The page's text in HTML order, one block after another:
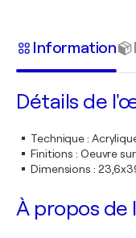
Information
Détails de
Technique:
Finitions : Oeuvre
Dimensions :
À propos de